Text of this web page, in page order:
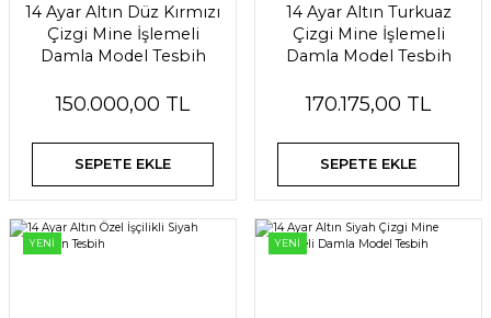
14 Ayar Altın Düz Kırmızı
Çizgi Mine İşlemeli
Damla Model Tesbih
150.000,00 TL
SEPETE EKLE
14 Ayar Altın Turkuaz
Çizgi Mine İşlemeli
Damla Model Tesbih
170.175,00 TL
SEPETE EKLE
YENİ YENİ